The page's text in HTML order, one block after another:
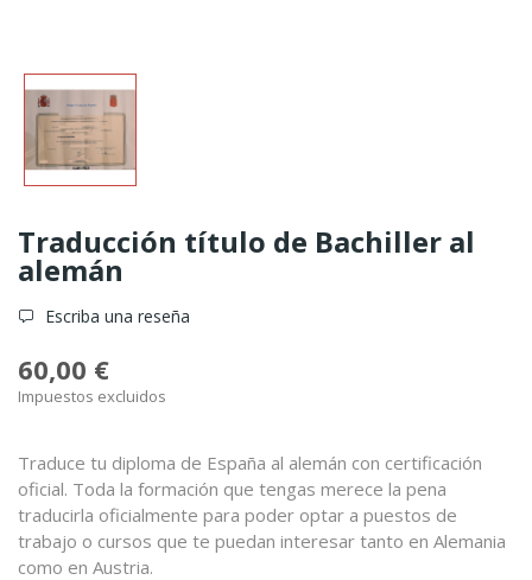
Traducción título de Bachiller al
alemán
Escriba una reseña
60,00 €
Impuestos excluidos
Traduce tu diploma de España al alemán con certificación
oficial. Toda la formación que tengas merece la pena
traducirla oficialmente para poder optar a puestos de
trabajo o cursos que te puedan interesar tanto en Alemania
como en Austria.